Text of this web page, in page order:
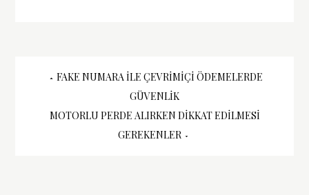
Yazı
gezinmesi
FAKE NUMARA İLE ÇEVRIMIÇI ÖDEMELERDE
GÜVENLIK
MOTORLU PERDE ALIRKEN DIKKAT EDILMESI
GEREKENLER